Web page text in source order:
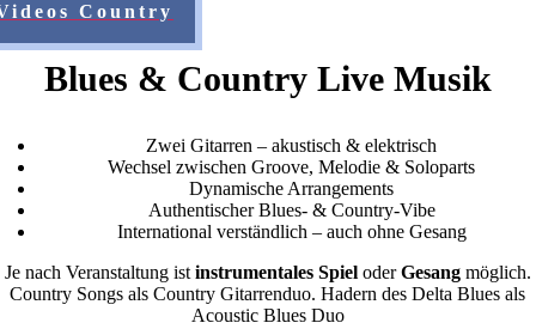
Country
Blues & Country Live Musik
Zwei Gitarren – akustisch & elektrisch
Wechsel zwischen Groove, Melodie & Soloparts
Dynamische Arrangements
Authentischer Blues- & Country-Vibe
International verständlich – auch ohne Gesang
Je nach Veranstaltung ist instrumentales SpieloderGesangmöglich.
Country Songs als Country Gitarrenduo. Hadern des Delta Blues als
Acoustic Blues Duo